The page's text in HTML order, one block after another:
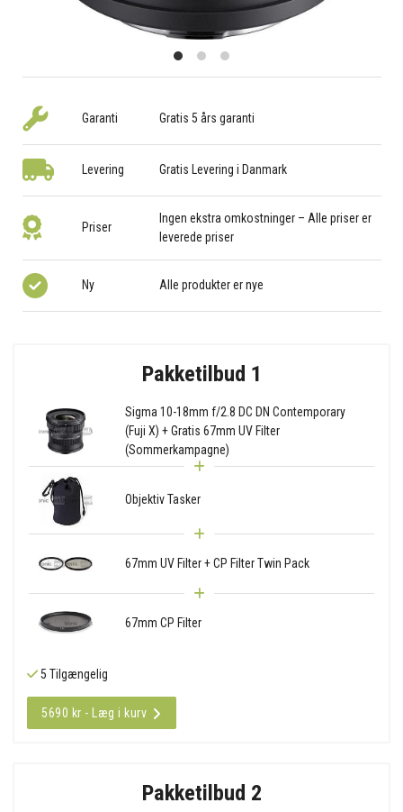
Garanti Gratis 5 års garanti
Levering Gratis Levering i Danmark
Priser
Ingen ekstra omkostninger – Alle priser er
leverede priser
Ny Alle produkter er nye
Pakketilbud 1
Sigma 10-18mm f/2.8 DC DN Contemporary
(Fuji X) + Gratis 67mm UV Filter
(Sommerkampagne)
Objektiv Tasker
67mm UV Filter + CP Filter Twin Pack
67mm CP Filter
5 Tilgængelig
5690 kr - Læg i kurv
Pakketilbud 2